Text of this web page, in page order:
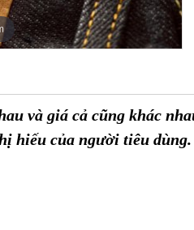
và giá cả cũng khác
hiếu của người tiêu